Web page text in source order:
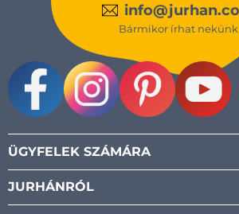
Bármikor írhat nekünk
ÜGYFELEK SZÁMÁRA
JURHÁNRÓL